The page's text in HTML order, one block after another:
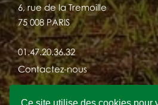
Ce site utilise des cookies pour
6, rue de la Tremoille
75 008 PARIS
01.47.20.36.32
Contactez-nous